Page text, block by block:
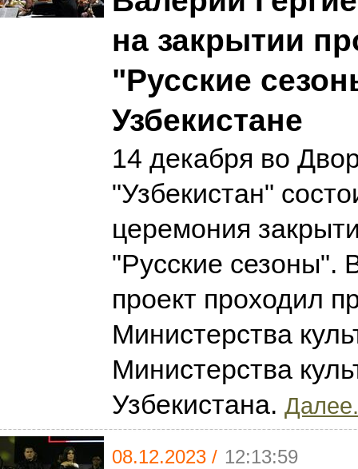
на закрытии
"Русские
Узбекистане
14 декабря во
"Узбекистан"
церемония
"Русские сезоны".
проект проходил
Министерства
Министерства
Узбекистана.
08.12.2023 / 12:13:59